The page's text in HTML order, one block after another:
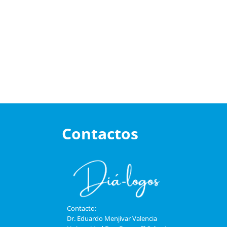
Contactos
Contacto:
Dr. Eduardo Menjívar Valencia